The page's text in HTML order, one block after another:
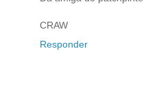
CRAW
Responder